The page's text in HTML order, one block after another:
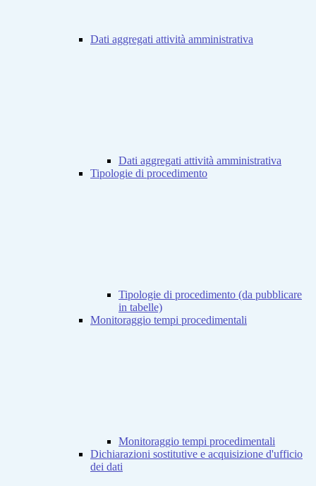
Dati aggregati attività amministrativa
Dati aggregati attività amministrativa
Tipologie di procedimento
Tipologie di procedimento (da pubblicare
in tabelle)
Monitoraggio tempi procedimentali
Monitoraggio tempi procedimentali
Dichiarazioni sostitutive e acquisizione d'ufficio
dei dati